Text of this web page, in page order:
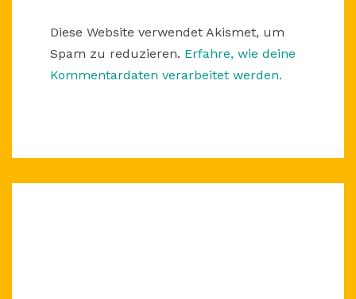
Diese Website verwendet Akismet, um
Spam zu reduzieren. Erfahre, wie deine
Kommentardaten verarbeitet werden.